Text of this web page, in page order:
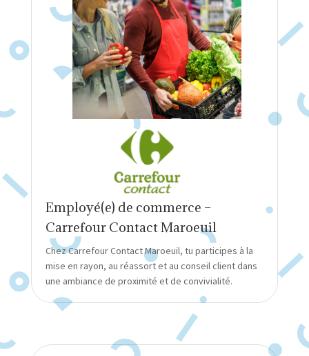
Employé(e) de commerce –
Carrefour Contact Maroeuil
Chez Carrefour Contact Maroeuil, tu participes à la
mise en rayon, au réassort et au conseil client dans
une ambiance de proximité et de convivialité.